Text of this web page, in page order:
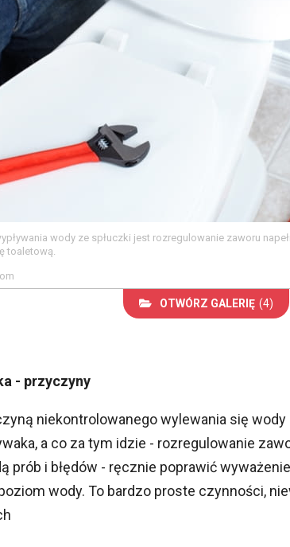
wody ze spłuczki jest rozregulowanie zaworu
toaletową.
OTWÓRZ GALERIĘ (4)
- przyczyny
niekontrolowanego wylewania się
a co za tym idzie - rozregulowanie
prób i błędów - ręcznie poprawić
wody. To bardzo proste czynności,